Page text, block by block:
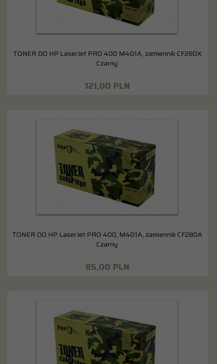
TONER DO HP LaserJet PRO 400 M401A, zamiennik CF280X
Czarny
121,00 PLN
TONER DO HP LaserJet PRO 400, M401A, zamiennik CF280A
Czarny
85,00 PLN